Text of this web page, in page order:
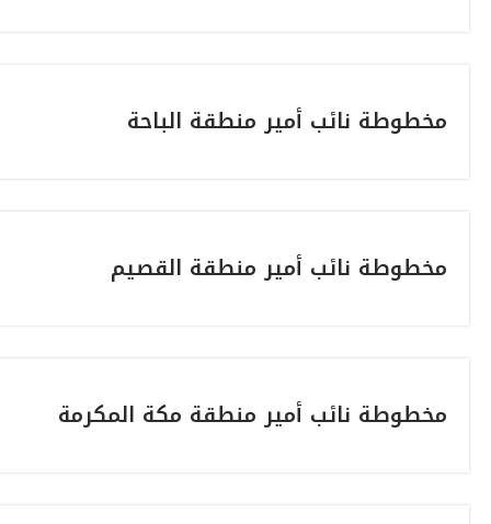
مخطوطة نائب أمير منطقة الباحة
مخطوطة نائب أمير منطقة القصيم
مخطوطة نائب أمير منطقة مكة المكرمة